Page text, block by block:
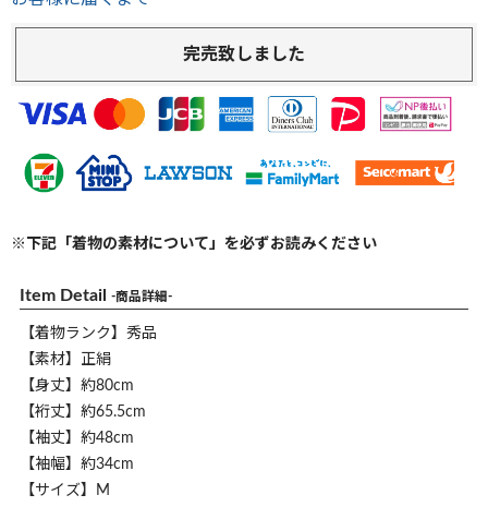
完売致しました
※下記「着物の素材について」を必ずお読みください
Item Detail -商品詳細-
【着物ランク】秀品
【素材】正絹
【身丈】約80cm
【裄丈】約65.5cm
【袖丈】約48cm
【袖幅】約34cm
【サイズ】M